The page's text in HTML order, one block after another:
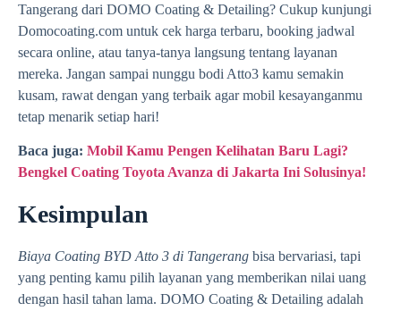
Tangerang dari DOMO Coating & Detailing? Cukup kunjungi
Domocoating.com untuk cek harga terbaru, booking jadwal
secara online, atau tanya-tanya langsung tentang layanan
mereka. Jangan sampai nunggu bodi Atto3 kamu semakin
kusam, rawat dengan yang terbaik agar mobil kesayanganmu
tetap menarik setiap hari!
Baca juga: Mobil Kamu Pengen Kelihatan Baru Lagi?
Bengkel Coating Toyota Avanza di Jakarta Ini Solusinya!
Kesimpulan
Biaya Coating BYD Atto 3 di Tangerang bisa bervariasi, tapi
yang penting kamu pilih layanan yang memberikan nilai uang
dengan hasil tahan lama. DOMO Coating & Detailing adalah